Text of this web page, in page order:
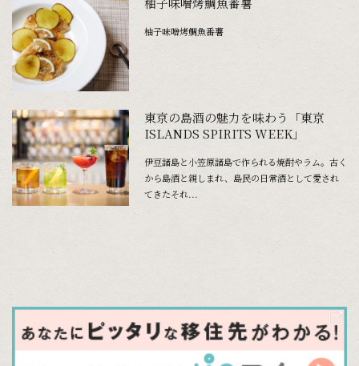
柚子味噌烤鯛魚番薯
東京の島酒の魅力を味わう「東京
ISLANDS SPIRITS WEEK」
伊豆諸島と小笠原諸島で作られる焼酎やラム。古く
から島酒と親しまれ、島民の日常酒として愛され
てきたそれ...